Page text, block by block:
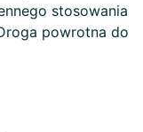
stosowania
powrotna do